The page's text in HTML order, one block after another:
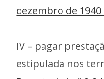
dezembro de 1940
IV – pagar
estipulada nos